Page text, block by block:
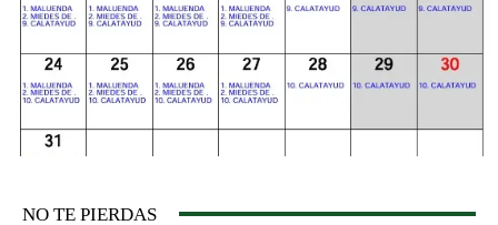
NO TE PIERDAS